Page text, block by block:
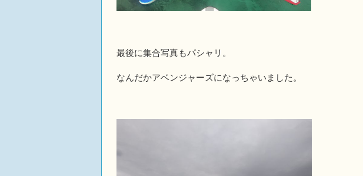
最後に集合写真もパシャリ。
なんだかアベンジャーズになっちゃいました。